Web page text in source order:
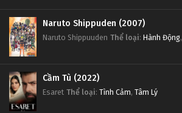
Naruto Shippuden (2007)
Naruto Shippuuden Thể loại: Hành Động,
Cầm Tù (2022)
Esaret Thể loại: Tình Cảm, Tâm Lý